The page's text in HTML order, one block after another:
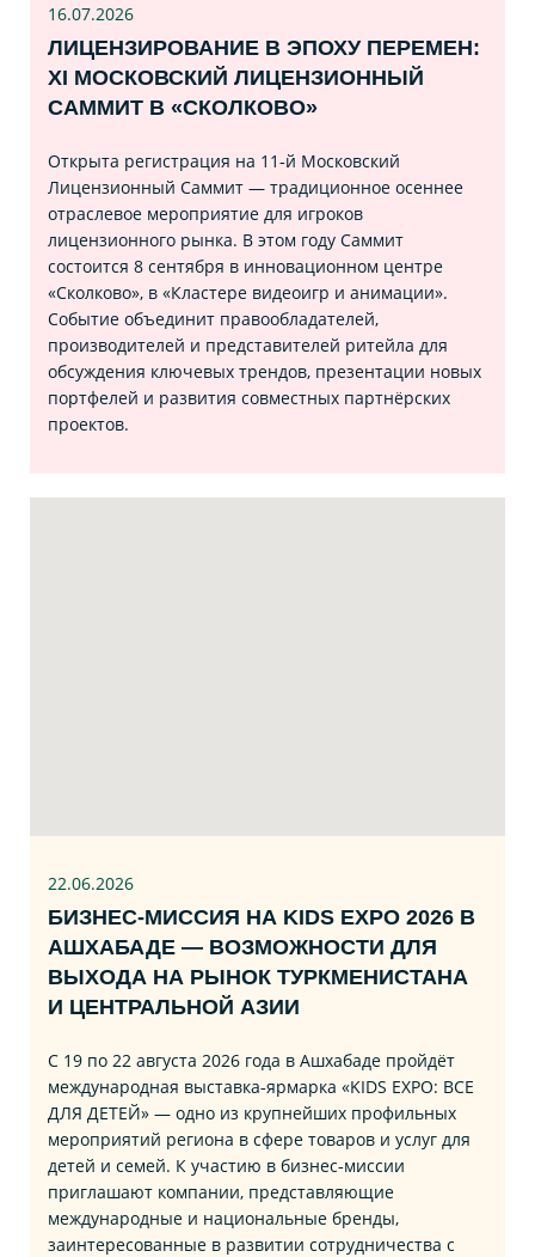
16.07.2026
ЛИЦЕНЗИРОВАНИЕ В ЭПОХУ ПЕРЕМЕН:
XI МОСКОВСКИЙ ЛИЦЕНЗИОННЫЙ
САММИТ В «СКОЛКОВО»
Открыта регистрация на 11‑й Московский
Лицензионный Саммит — традиционное осеннее
отраслевое мероприятие для игроков
лицензионного рынка. В этом году Саммит
состоится 8 сентября в инновационном центре
«Сколково», в «Кластере видеоигр и анимации».
Событие объединит правообладателей,
производителей и представителей ритейла для
обсуждения ключевых трендов, презентации новых
портфелей и развития совместных партнёрских
проектов.
22.06.2026
БИЗНЕС‑МИССИЯ НА KIDS EXPO 2026 В
АШХАБАДЕ — ВОЗМОЖНОСТИ ДЛЯ
ВЫХОДА НА РЫНОК ТУРКМЕНИСТАНА
И ЦЕНТРАЛЬНОЙ АЗИИ
С 19 по 22 августа 2026 года в Ашхабаде пройдёт
международная выставка‑ярмарка «KIDS EXPO: ВСЕ
ДЛЯ ДЕТЕЙ» — одно из крупнейших профильных
мероприятий региона в сфере товаров и услуг для
детей и семей. К участию в бизнес‑миссии
приглашают компании, представляющие
международные и национальные бренды,
заинтересованные в развитии сотрудничества с